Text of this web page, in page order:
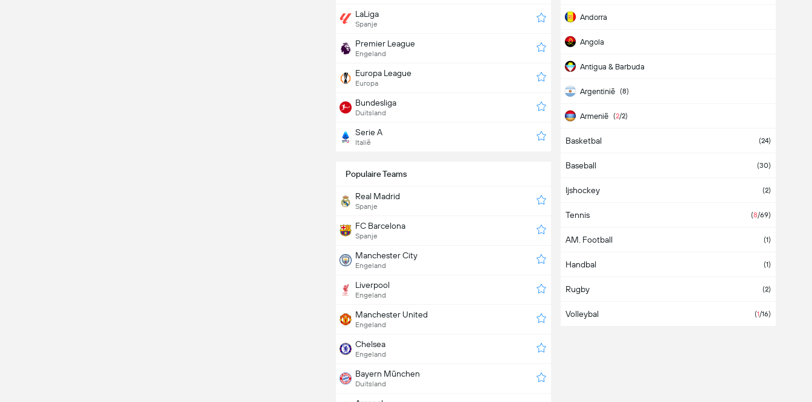
LaLiga
Spanje
Premier League
Engeland
Europa League
Europa
Bundesliga
Duitsland
Serie A
Italië
Andorra
Angola
Antigua & Barbuda
Argentinië (8)
Armenië (2/2)
Aruba
Australië
Azerbeidzjan
Azië
Bahamas
Bahrein
Bangladesh
Barbados
Basketbal (24)
Baseball (30)
Ijshockey (2)
Tennis (8/69)
AM. Football (1)
Handbal (1)
Rugby (2)
Volleybal (1/16)
Populaire Teams
Real Madrid
Spanje
FC Barcelona
Spanje
Manchester City
Engeland
Liverpool
Engeland
Manchester United
Engeland
Chelsea
Engeland
Bayern München
Duitsland